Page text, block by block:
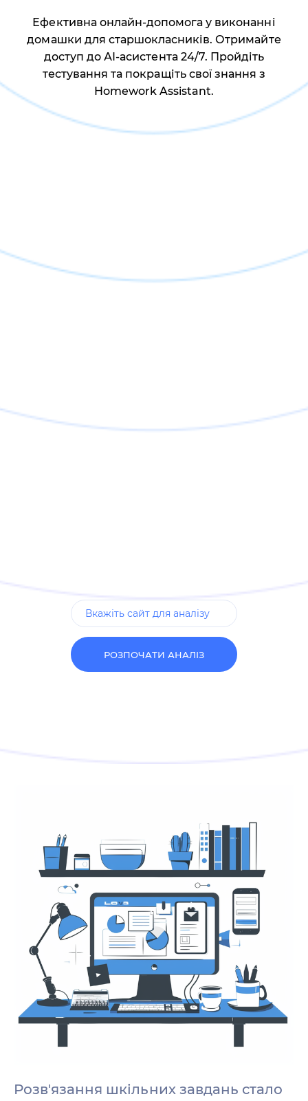
Ефективна онлайн-допомога у виконанні
домашки для старшокласників. Отримайте
доступ до АІ-асистента 24/7. Пройдіть
тестування та покращіть свої знання з
Homework Assistant.
РОЗПОЧАТИ АНАЛІЗ
Розв'язання шкільних завдань стало